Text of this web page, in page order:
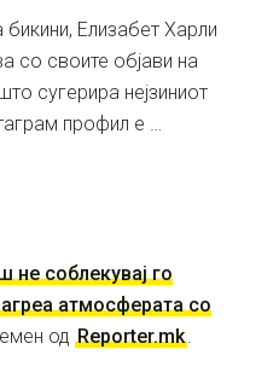
Елизабет Харли
со своите објави на
сугерира нејзиниот
профил е …
не соблекувај го
атмосферата со
од Reporter.mk.